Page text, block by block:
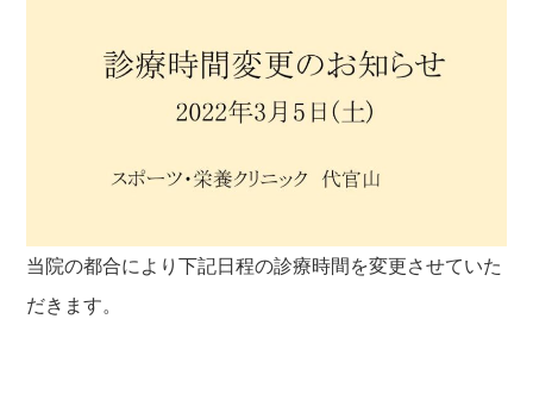
当院の都合により下記日程の診療時間を変更させていた
だきます。